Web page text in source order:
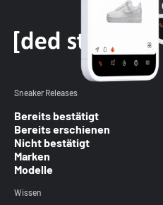
Sneaker Releases
Bereits bestätigt
Bereits erschienen
Nicht bestätigt
Marken
Modelle
Wissen